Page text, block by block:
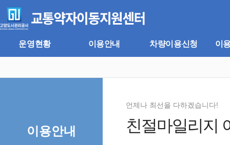
뉴
바
기
바
로
운영현황 이용안내 차량이용신청 이
이용안내 친절마일리지
언제나 최선을 다하겠습니다!